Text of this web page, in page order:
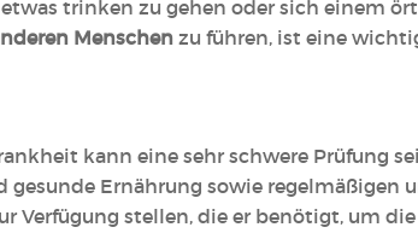
trinken zu gehen oder sich einem
Menschen zu führen, ist eine
kann eine sehr schwere Prüfung
gesunde Ernährung sowie
Verfügung stellen, die er benötigt, um